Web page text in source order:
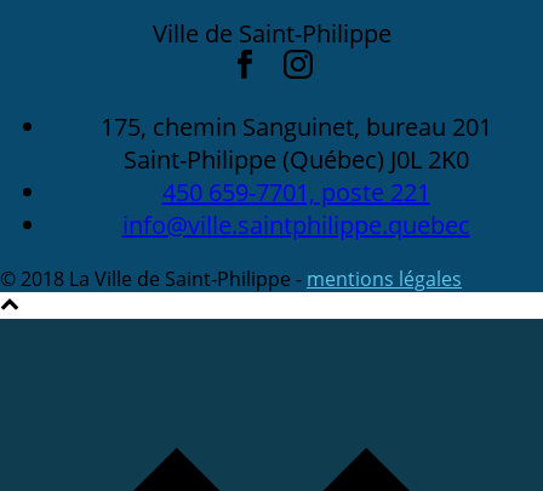
Ville de Saint-Philippe
175, chemin Sanguinet, bureau 201
Saint-Philippe (Québec) J0L 2K0
450 659-7701, poste 221
info@ville.saintphilippe.quebec
© 2018 La Ville de Saint-Philippe - mentions légales